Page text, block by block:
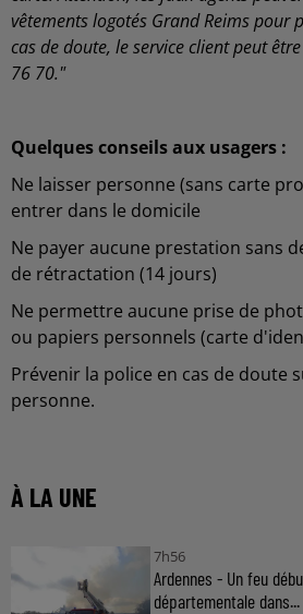
vêtements logotés Grand Reims pour
cas de doute, le service client peut
76 70."
Quelques conseils aux usagers :
Ne laisser personne (sans carte
entrer dans le domicile
Ne payer aucune prestation sans
de rétractation (14 jours)
Ne permettre aucune prise de
ou papiers personnels (carte
Prévenir la police en cas de doute
personne.
À LA UNE
7h56
Ardennes - Un feu
départementale dans...